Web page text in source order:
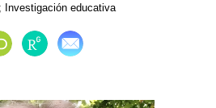
Investigación educativa